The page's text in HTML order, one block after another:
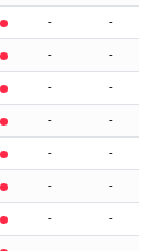
- -
- -
- -
- -
- -
- -
- -